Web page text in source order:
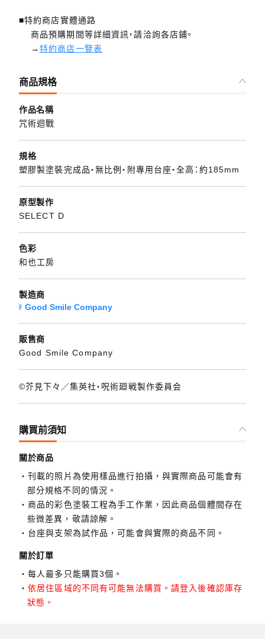
■特約商店實體通路
商品預購期間等詳細資訊，請洽詢各店鋪。
→特約商店一覽表
商品規格
作品名稱
咒術迴戰
規格
塑膠製塗裝完成品・無比例・附專用台座・全高：約185mm
原型製作
SELECT D
色彩
和也工房
製造商
Good Smile Company
販售商
Good Smile Company
©芥見下々／集英社・呪術廻戦製作委員会
購買前須知
關於商品
刊載的照片為使用樣品進行拍攝，與實際商品可能會有
部分規格不同的情況。
商品的彩色塗裝工程為手工作業，因此商品個體間存在
些微差異，敬請諒解。
台座與支架為試作品，可能會與實際的商品不同。
關於訂單
每人最多只能購買3個。
依居住區域的不同有可能無法購買。請登入後確認庫存
狀態。